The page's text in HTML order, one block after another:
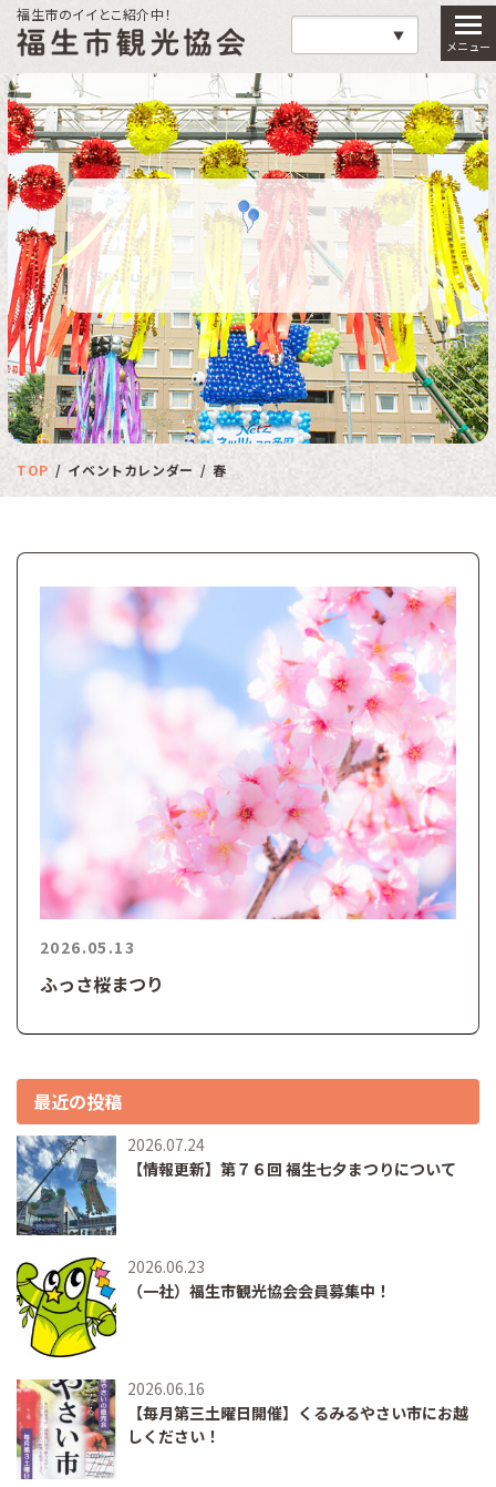
福生市のイイとこ紹介中！
福生市観光協会
TOP イベントカレンダー 春
2026.05.13
ふっさ桜まつり
最近の投稿
2026.07.24
【情報更新】第７６回 福生七夕まつりについて
2026.06.23
（一社）福生市観光協会会員募集中！
2026.06.16
【毎月第三土曜日開催】くるみるやさい市にお越
しください！